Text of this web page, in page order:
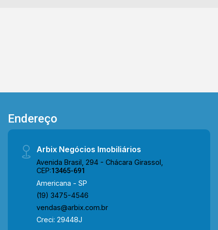
Endereço
Arbix Negócios Imobiliários
Avenida Brasil, 294 - Chácara Girassol,
CEP:13465-691
Americana - SP
(19) 3475-4546
vendas@arbix.com.br
Creci: 29448J